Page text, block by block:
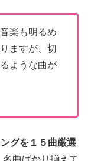
楽も明るめ
ますが、切
ような曲が
グを１５曲厳選